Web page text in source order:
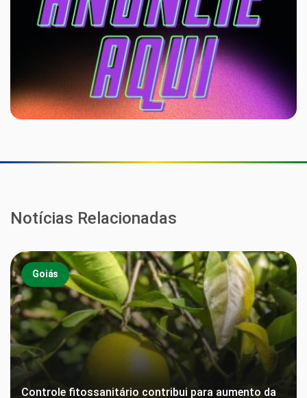
Notícias Relacionadas
Goiás
Controle fitossanitário contribui para aumento da